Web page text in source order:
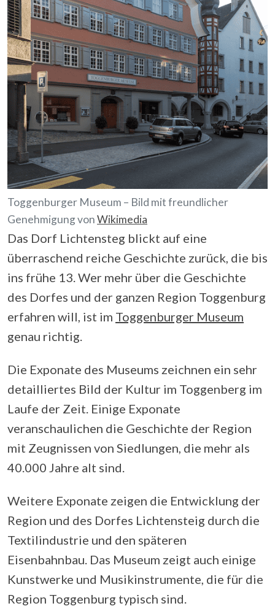
Toggenburger Museum – Bild mit freundlicher
Genehmigung vonWikimedia
Das Dorf Lichtensteg blickt auf eine
überraschend reiche Geschichte zurück, die bis
ins frühe 13. Wer mehr über die Geschichte
des Dorfes und der ganzen Region Toggenburg
erfahren will, ist im Toggenburger Museum
genau richtig.
Die Exponate des Museums zeichnen ein sehr
detailliertes Bild der Kultur im Toggenberg im
Laufe der Zeit. Einige Exponate
veranschaulichen die Geschichte der Region
mit Zeugnissen von Siedlungen, die mehr als
40.000 Jahre alt sind.
Weitere Exponate zeigen die Entwicklung der
Region und des Dorfes Lichtensteig durch die
Textilindustrie und den späteren
Eisenbahnbau. Das Museum zeigt auch einige
Kunstwerke und Musikinstrumente, die für die
Region Toggenburg typisch sind.